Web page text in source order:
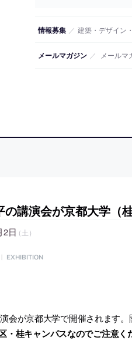
情報募集 ／ 建築・デザイン
メールマガジン ／ メールマ
の講演会が京都大学（
2日（土）
EXHIBITION
会が京都大学で開催されます
・桂キャンパスなのでご注意く